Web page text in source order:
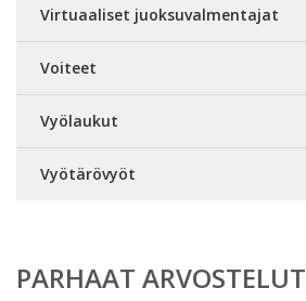
Virtuaaliset juoksuvalmentajat
Voiteet
Vyölaukut
Vyötärövyöt
PARHAAT ARVOSTELUT